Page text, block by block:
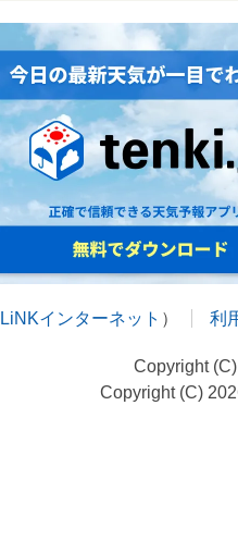
インターネット ） 利
Copyright
Copyright (C)